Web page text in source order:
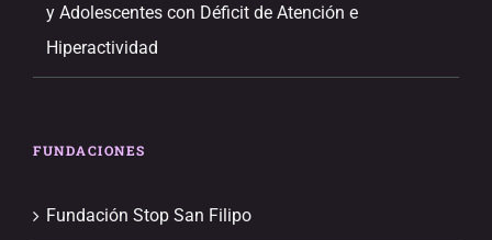
y Adolescentes con Déficit de Atención e
Hiperactividad
FUNDACIONES
Fundación Stop San Filipo